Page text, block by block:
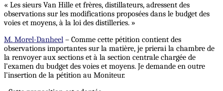
« Les sieurs Van Hille et frères, distillateurs, adressent des
observations sur les modifications proposées dans le budget des
voies et moyens, à la loi des distilleries. »
M. Morel-Danheel – Comme cette pétition contient des
observations importantes sur la matière, je prierai la chambre de
la renvoyer aux sections et à la section centrale chargée de
l’examen du budget des voies et moyens. Je demande en outre
l’insertion de la pétition au Moniteur.